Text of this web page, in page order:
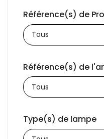
Référence(s) de
Référence(s) de
Type(s) de lampe